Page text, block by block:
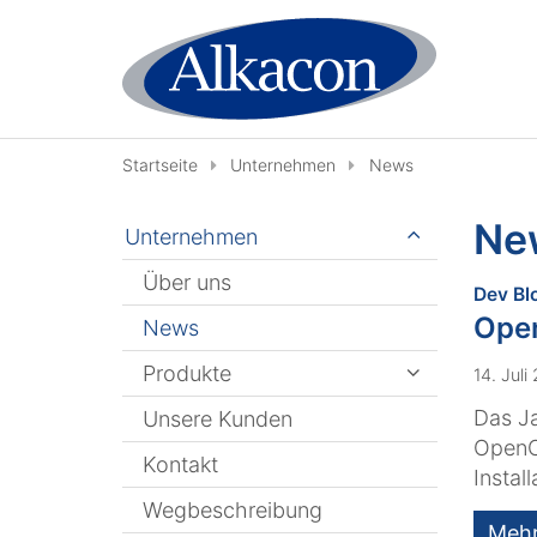
Startseite Unternehmen News
Dev
14. Juli
Das
Unternehmen
Über uns
News
Produkte
Unsere Kunden
Kontakt
Wegbeschreibung